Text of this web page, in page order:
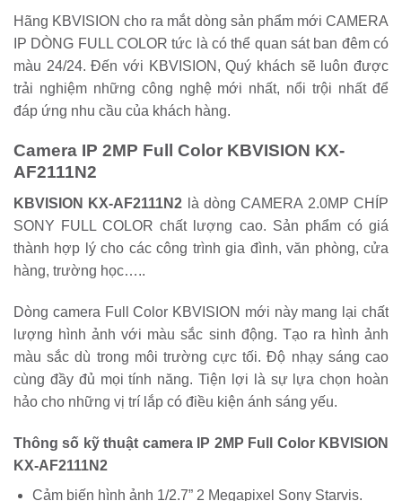
Hãng KBVISION cho ra mắt dòng sản phẩm mới CAMERA
IP DÒNG FULL COLOR tức là có thể quan sát ban đêm có
màu 24/24. Đến với KBVISION, Quý khách sẽ luôn được
trải nghiệm những công nghệ mới nhất, nổi trội nhất để
đáp ứng nhu cầu của khách hàng.
Camera IP 2MP Full Color KBVISION KX-
AF2111N2
KBVISION KX-AF2111N2 là dòng CAMERA 2.0MP CHÍP
SONY FULL COLOR chất lượng cao. Sản phẩm có giá
thành hợp lý cho các công trình gia đình, văn phòng, cửa
hàng, trường học…..
Dòng camera Full Color KBVISION mới này mang lại chất
lượng hình ảnh với màu sắc sinh động. Tạo ra hình ảnh
màu sắc dù trong môi trường cực tối. Độ nhạy sáng cao
cùng đầy đủ mọi tính năng. Tiện lợi là sự lựa chọn hoàn
hảo cho những vị trí lắp có điều kiện ánh sáng yếu.
Thông số kỹ thuật camera IP 2MP Full Color KBVISION
KX-AF2111N2
Cảm biến hình ảnh 1/2.7” 2 Megapixel Sony Starvis.